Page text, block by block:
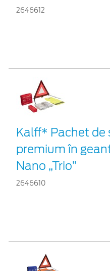
2646612
Kalff* Pachet de
premium în
Nano „Trio”
2646610